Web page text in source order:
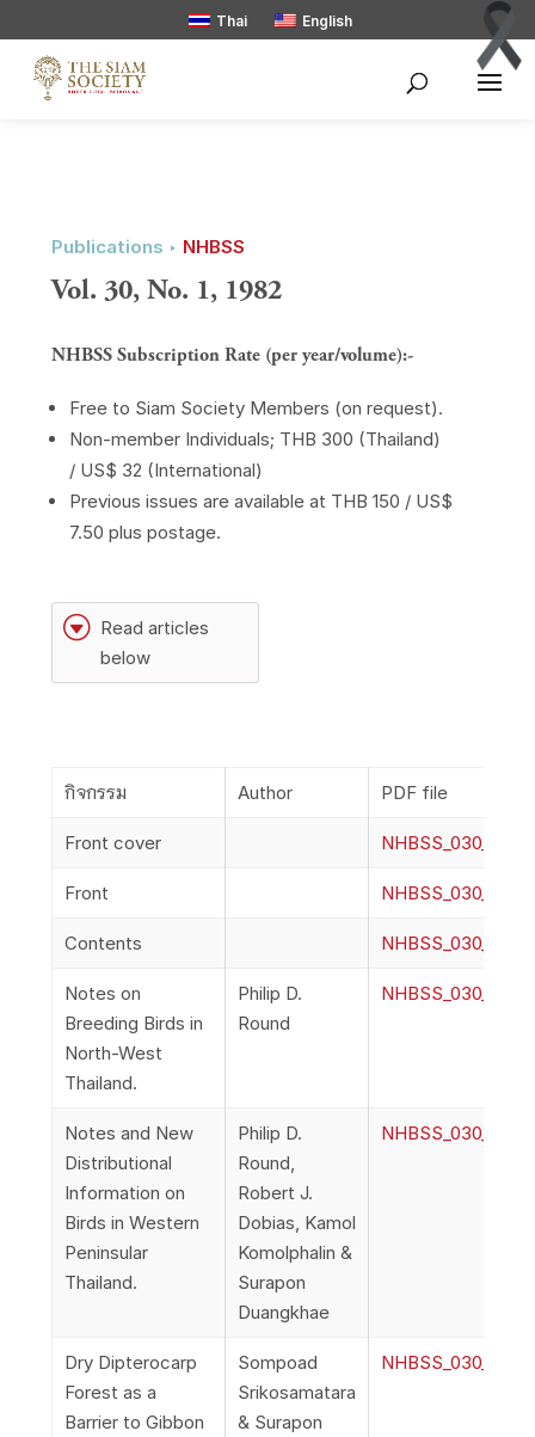
Thai English
Publications ‣ NHBSS
Vol. 30, No. 1, 1982
NHBSS Subscription Rate (per year/volume):-
Free to Siam Society Members (on request).
Non-member Individuals; THB 300 (Thailand)
/ US$ 32 (International)
Previous issues are available at THB 150 / US$
7.50 plus postage.
G Read articles
below
กิจกรรม Author PDF file
Front cover
Front
Contents
Notes on
Breeding Birds in
North-West
Thailand.
Philip D.
Round
Notes and New
Distributional
Information on
Birds in Western
Peninsular
Thailand.
Philip D.
Round,
Robert J.
Dobias, Kamol
Komolphalin &
Surapon
Duangkhae
Dry Dipterocarp
Forest as a
Barrier to Gibbon
Sompoad
Srikosamatara
& Surapon